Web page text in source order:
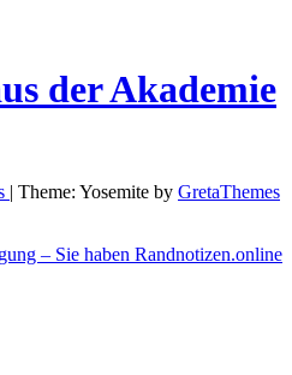
der Akademie
| Theme: Yosemite by GretaThemes
– Sie haben Randnotizen.online